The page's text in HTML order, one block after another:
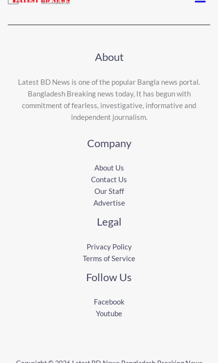
About
Latest BD News is one of the popular Bangla news portal.
Bangladesh Breaking news today, It has begun with
commitment of fearless, investigative, informative and
independent journalism.
Company
About Us
Contact Us
Our Staff
Advertise
Legal
Privacy Policy
Terms of Service
Follow Us
Facebook
Youtube